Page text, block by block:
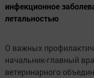
инфекционное
летальностью
О важных
начальник-главный
ветеринарного